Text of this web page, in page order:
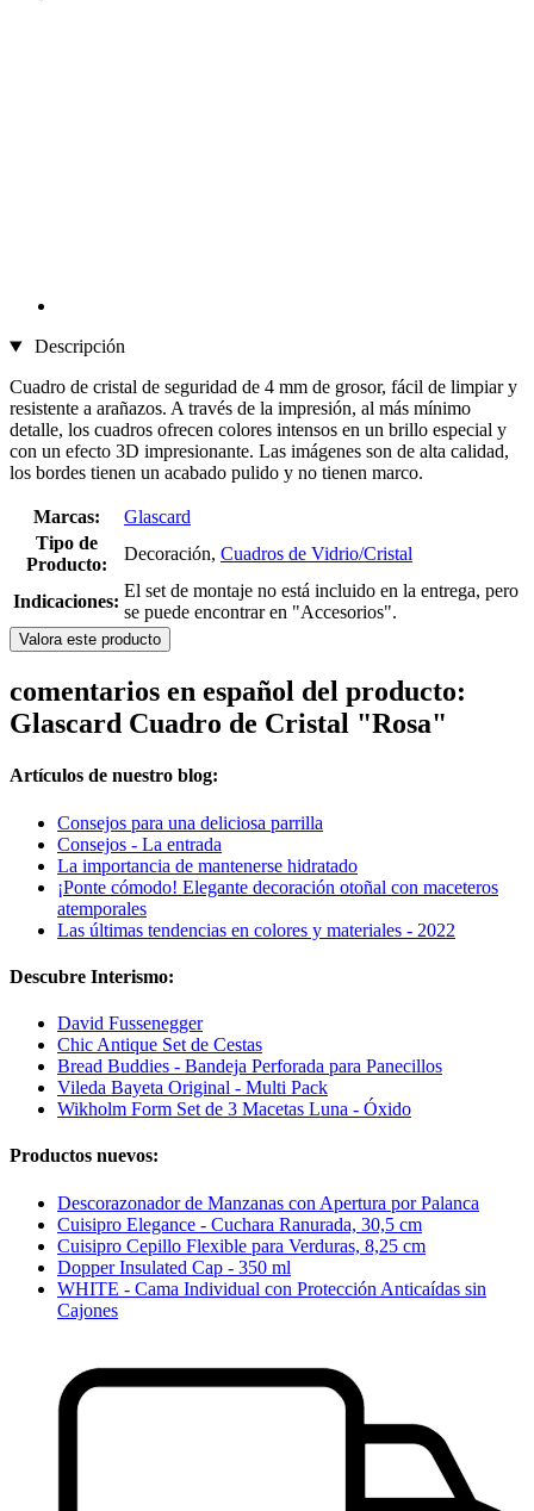
Descripción
Cuadro de cristal de seguridad de 4 mm de grosor, fácil de limpiar y
resistente a arañazos. A través de la impresión, al más mínimo
detalle, los cuadros ofrecen colores intensos en un brillo especial y
con un efecto 3D impresionante. Las imágenes son de alta calidad,
los bordes tienen un acabado pulido y no tienen marco.
Marcas:
Glascard
Tipo de
Producto:
Decoración, Cuadros de Vidrio/Cristal
Indicaciones:
El set de montaje no está incluido en la entrega, pero
se puede encontrar en "Accesorios".
Valora este producto
comentarios en español del producto:
Glascard Cuadro de Cristal "Rosa"
Artículos de nuestro blog:
Consejos para una deliciosa parrilla
Consejos - La entrada
La importancia de mantenerse hidratado
¡Ponte cómodo! Elegante decoración otoñal con maceteros
atemporales
Las últimas tendencias en colores y materiales - 2022
Descubre Interismo:
David Fussenegger
Chic Antique Set de Cestas
Bread Buddies - Bandeja Perforada para Panecillos
Vileda Bayeta Original - Multi Pack
Wikholm Form Set de 3 Macetas Luna - Óxido
Productos nuevos:
Descorazonador de Manzanas con Apertura por Palanca
Cuisipro Elegance - Cuchara Ranurada, 30,5 cm
Cuisipro Cepillo Flexible para Verduras, 8,25 cm
Dopper Insulated Cap - 350 ml
WHITE - Cama Individual con Protección Anticaídas sin
Cajones